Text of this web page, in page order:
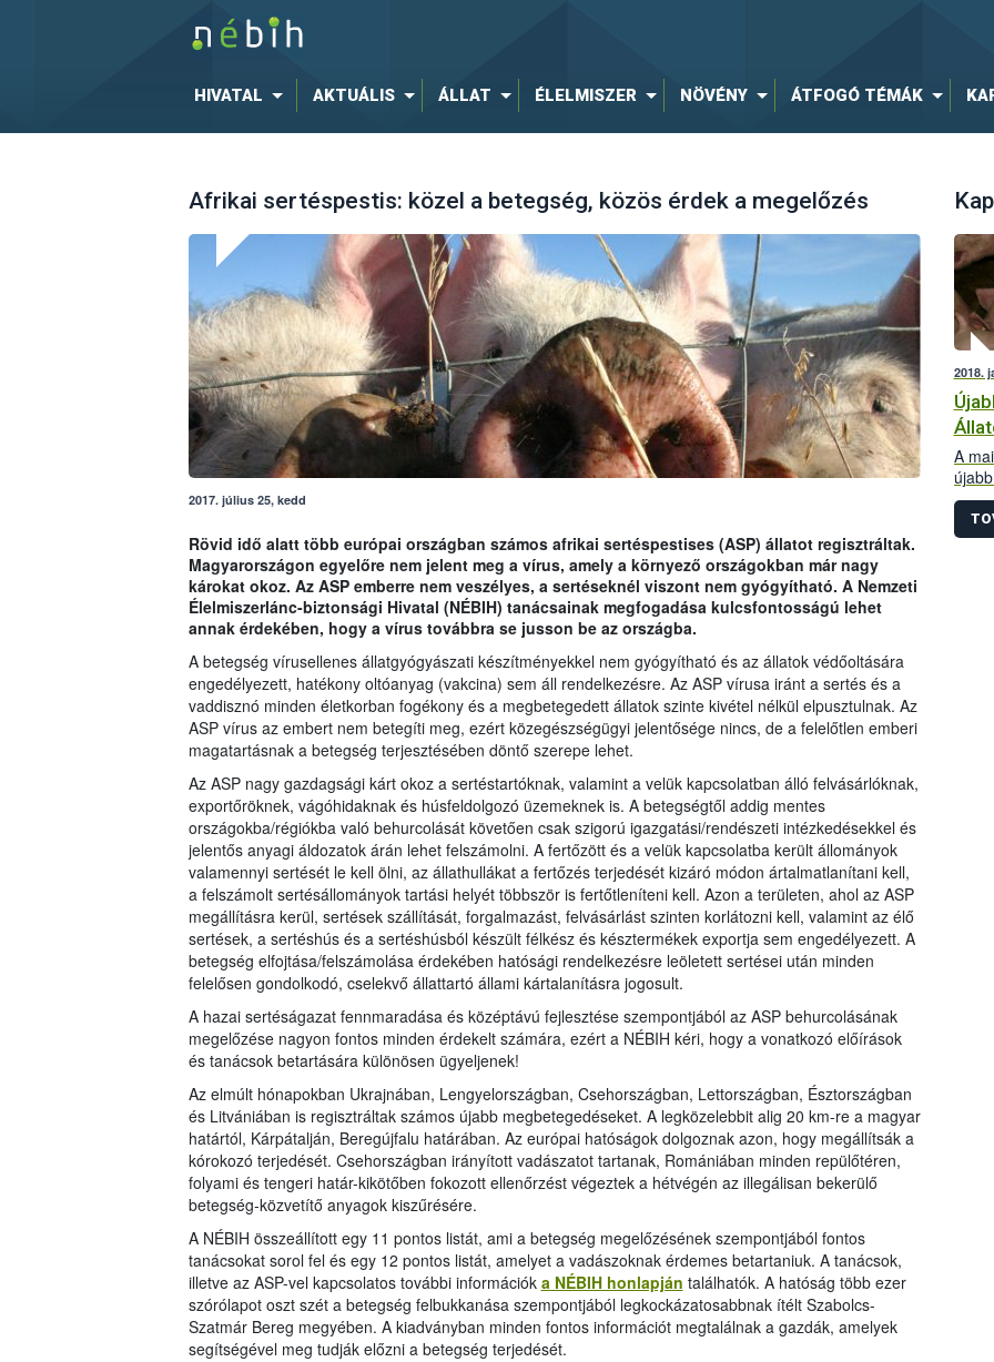
HIVATAL AKTUÁLIS ÁLLAT ÉLELMISZER NÖVÉNY ÁTFOGÓ TÉMÁK
Afrikai sertéspestis: közel a betegség, közös érdek a megelőzés
2017. július 25, kedd
Rövid idő alatt több európai országban számos afrikai sertéspestises (ASP) állatot regisztráltak.
Magyarországon egyelőre nem jelent meg a vírus, amely a környező országokban már nagy
károkat okoz. Az ASP emberre nem veszélyes, a sertéseknél viszont nem gyógyítható. A Nemzeti
Élelmiszerlánc-biztonsági Hivatal (NÉBIH) tanácsainak megfogadása kulcsfontosságú lehet
annak érdekében, hogy a vírus továbbra se jusson be az országba.
A betegség vírusellenes állatgyógyászati készítményekkel nem gyógyítható és az állatok védőoltására
engedélyezett, hatékony oltóanyag (vakcina) sem áll rendelkezésre. Az ASP vírusa iránt a sertés és a
vaddisznó minden életkorban fogékony és a megbetegedett állatok szinte kivétel nélkül elpusztulnak. Az
ASP vírus az embert nem betegíti meg, ezért közegészségügyi jelentősége nincs, de a felelőtlen emberi
magatartásnak a betegség terjesztésében döntő szerepe lehet.
Az ASP nagy gazdagsági kárt okoz a sertéstartóknak, valamint a velük kapcsolatban álló felvásárlóknak,
exportőröknek, vágóhidaknak és húsfeldolgozó üzemeknek is. A betegségtől addig mentes
országokba/régiókba való behurcolását követően csak szigorú igazgatási/rendészeti intézkedésekkel és
jelentős anyagi áldozatok árán lehet felszámolni. A fertőzött és a velük kapcsolatba került állományok
valamennyi sertését le kell ölni, az állathullákat a fertőzés terjedését kizáró módon ártalmatlanítani kell,
a felszámolt sertésállományok tartási helyét többször is fertőtleníteni kell. Azon a területen, ahol az ASP
megállításra kerül, sertések szállítását, forgalmazást, felvásárlást szinten korlátozni kell, valamint az élő
sertések, a sertéshús és a sertéshúsból készült félkész és késztermékek exportja sem engedélyezett. A
betegség elfojtása/felszámolása érdekében hatósági rendelkezésre leöletett sertései után minden
felelősen gondolkodó, cselekvő állattartó állami kártalanításra jogosult.
A hazai sertéságazat fennmaradása és középtávú fejlesztése szempontjából az ASP behurcolásának
megelőzése nagyon fontos minden érdekelt számára, ezért a NÉBIH kéri, hogy a vonatkozó előírások
és tanácsok betartására különösen ügyeljenek!
Az elmúlt hónapokban Ukrajnában, Lengyelországban, Csehországban, Lettországban, Észtországban
és Litvániában is regisztráltak számos újabb megbetegedéseket. A legközelebbit alig 20 km-re a magyar
határtól, Kárpátalján, Beregújfalu határában. Az európai hatóságok dolgoznak azon, hogy megállítsák a
kórokozó terjedését. Csehországban irányított vadászatot tartanak, Romániában minden repülőtéren,
folyami és tengeri határ-kikötőben fokozott ellenőrzést végeztek a hétvégén az illegálisan bekerülő
betegség-közvetítő anyagok kiszűrésére.
A NÉBIH összeállított egy 11 pontos listát, ami a betegség megelőzésének szempontjából fontos
tanácsokat sorol fel és egy 12 pontos listát, amelyet a vadászoknak érdemes betartaniuk. A tanácsok,
illetve az ASP-vel kapcsolatos további információk a NÉBIH honlapján találhatók. A hatóság több ezer
szórólapot oszt szét a betegség felbukkanása szempontjából legkockázatosabbnak ítélt Szabolcs-
Szatmár Bereg megyében. A kiadványban minden fontos információt megtalálnak a gazdák, amelyek
segítségével meg tudják előzni a betegség terjedését.
2018.
A